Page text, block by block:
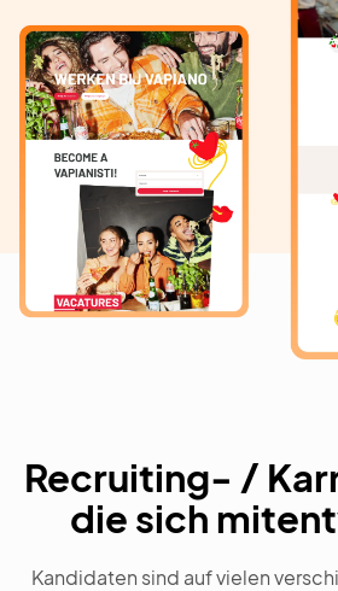
Recruiting- /
die sich
Kandidaten sind auf vielen